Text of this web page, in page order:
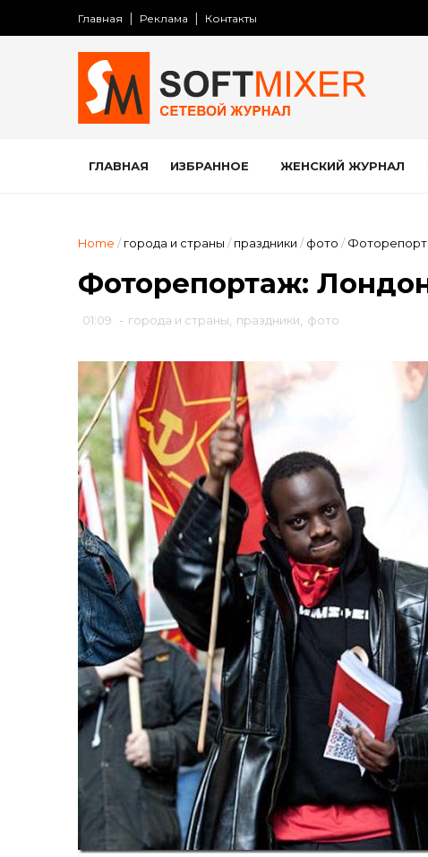
Главная Реклама Контакты
ГЛАВНАЯ ИЗБРАННОЕ ЖЕНСКИЙ ЖУРНАЛ
Home / города и страны / праздники / фото /
Фоторепортаж:
01:09 - города и страны праздники фото